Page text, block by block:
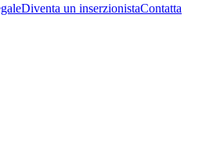
Diventa un inserzionistaContatta